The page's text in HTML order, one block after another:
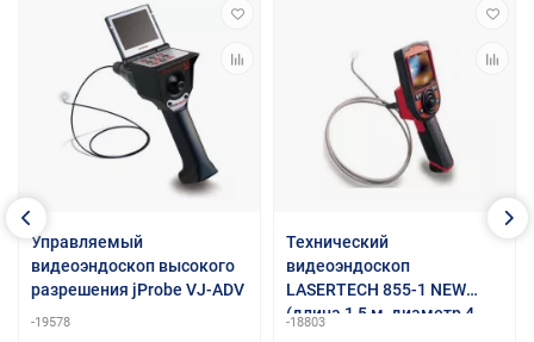
Управляемый
видеоэндоскоп высокого
разрешения jProbe VJ-ADV
-19578
Технический
видеоэндоскоп
LASERTECH 855-1 NEW
(длина 1,5 м, диаметр 4
-18803